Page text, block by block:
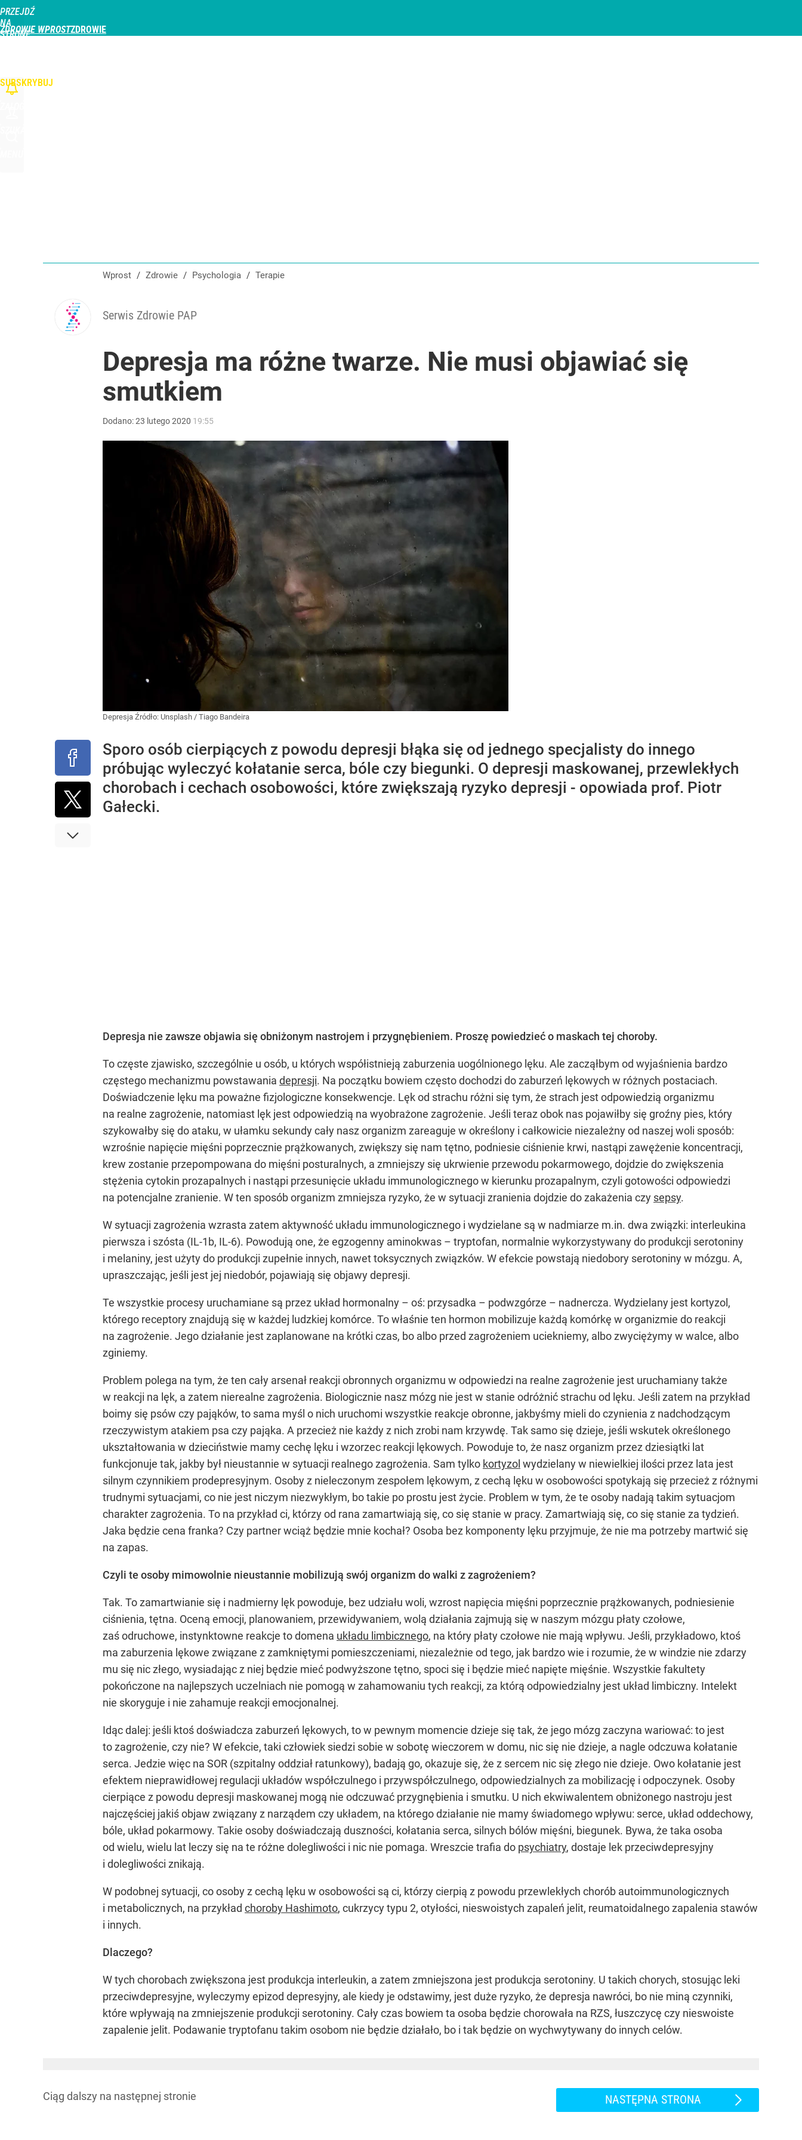
PRZEJDŹ
NA
STRONĘ
ZDROWIE WPROST
SUBSKRYBUJ
Wprost / Zdrowie / Psychologia / Terapie
Serwis Zdrowie PAP
Depresja ma różne twarze. Nie musi objawiać się
smutkiem
Dodano:23 lutego2020 19:55
Depresja Źródło: Unsplash / Tiago Bandeira
Sporo osób cierpiących z powodu depresji błąka się od jednego specjalisty do innego
próbując wyleczyć kołatanie serca, bóle czy biegunki. O depresji maskowanej, przewlekłych
chorobach i cechach osobowości, które zwiększają ryzyko depresji - opowiada prof. Piotr
Gałecki.
Depresja nie zawsze objawia się obniżonym nastrojem i przygnębieniem. Proszę powiedzieć o maskach tej choroby.
To częste zjawisko, szczególnie u osób, u których współistnieją zaburzenia uogólnionego lęku. Ale zacząłbym od wyjaśnienia bardzo
częstego mechanizmu powstawania depresji. Na początku bowiem często dochodzi do zaburzeń lękowych w różnych postaciach.
Doświadczenie lęku ma poważne fizjologiczne konsekwencje. Lęk od strachu różni się tym, że strach jest odpowiedzią organizmu
na realne zagrożenie, natomiast lęk jest odpowiedzią na wyobrażone zagrożenie. Jeśli teraz obok nas pojawiłby się groźny pies, który
szykowałby się do ataku, w ułamku sekundy cały nasz organizm zareaguje w określony i całkowicie niezależny od naszej woli sposób:
wzrośnie napięcie mięśni poprzecznie prążkowanych, zwiększy się nam tętno, podniesie ciśnienie krwi, nastąpi zawężenie koncentracji,
krew zostanie przepompowana do mięśni posturalnych, a zmniejszy się ukrwienie przewodu pokarmowego, dojdzie do zwiększenia
stężenia cytokin prozapalnych i nastąpi przesunięcie układu immunologicznego w kierunku prozapalnym, czyli gotowości odpowiedzi
na potencjalne zranienie. W ten sposób organizm zmniejsza ryzyko, że w sytuacji zranienia dojdzie do zakażenia czy sepsy.
W sytuacji zagrożenia wzrasta zatem aktywność układu immunologicznego i wydzielane są w nadmiarze m.in. dwa związki: interleukina
pierwsza i szósta (IL-1b, IL-6). Powodują one, że egzogenny aminokwas – tryptofan, normalnie wykorzystywany do produkcji serotoniny
i melaniny, jest użyty do produkcji zupełnie innych, nawet toksycznych związków. W efekcie powstają niedobory serotoniny w mózgu. A,
upraszczając, jeśli jest jej niedobór, pojawiają się objawy depresji.
Te wszystkie procesy uruchamiane są przez układ hormonalny – oś: przysadka – podwzgórze – nadnercza. Wydzielany jest kortyzol,
którego receptory znajdują się w każdej ludzkiej komórce. To właśnie ten hormon mobilizuje każdą komórkę w organizmie do reakcji
na zagrożenie. Jego działanie jest zaplanowane na krótki czas, bo albo przed zagrożeniem uciekniemy, albo zwyciężymy w walce, albo
zginiemy.
Problem polega na tym, że ten cały arsenał reakcji obronnych organizmu w odpowiedzi na realne zagrożenie jest uruchamiany także
w reakcji na lęk, a zatem nierealne zagrożenia. Biologicznie nasz mózg nie jest w stanie odróżnić strachu od lęku. Jeśli zatem na przykład
boimy się psów czy pająków, to sama myśl o nich uruchomi wszystkie reakcje obronne, jakbyśmy mieli do czynienia z nadchodzącym
rzeczywistym atakiem psa czy pająka. A przecież nie każdy z nich zrobi nam krzywdę. Tak samo się dzieje, jeśli wskutek określonego
ukształtowania w dzieciństwie mamy cechę lęku i wzorzec reakcji lękowych. Powoduje to, że nasz organizm przez dziesiątki lat
funkcjonuje tak, jakby był nieustannie w sytuacji realnego zagrożenia. Sam tylko kortyzol wydzielany w niewielkiej ilości przez lata jest
silnym czynnikiem prodepresyjnym. Osoby z nieleczonym zespołem lękowym, z cechą lęku w osobowości spotykają się przecież z różnymi
trudnymi sytuacjami, co nie jest niczym niezwykłym, bo takie po prostu jest życie. Problem w tym, że te osoby nadają takim sytuacjom
charakter zagrożenia. To na przykład ci, którzy od rana zamartwiają się, co się stanie w pracy. Zamartwiają się, co się stanie za tydzień.
Jaka będzie cena franka? Czy partner wciąż będzie mnie kochał? Osoba bez komponenty lęku przyjmuje, że nie ma potrzeby martwić się
na zapas.
Czyli te osoby mimowolnie nieustannie mobilizują swój organizm do walki z zagrożeniem?
Tak. To zamartwianie się i nadmierny lęk powoduje, bez udziału woli, wzrost napięcia mięśni poprzecznie prążkowanych, podniesienie
ciśnienia, tętna. Oceną emocji, planowaniem, przewidywaniem, wolą działania zajmują się w naszym mózgu płaty czołowe,
zaś odruchowe, instynktowne reakcje to domena układu limbicznego, na który płaty czołowe nie mają wpływu. Jeśli, przykładowo, ktoś
ma zaburzenia lękowe związane z zamkniętymi pomieszczeniami, niezależnie od tego, jak bardzo wie i rozumie, że w windzie nie zdarzy
mu się nic złego, wysiadając z niej będzie mieć podwyższone tętno, spoci się i będzie mieć napięte mięśnie. Wszystkie fakultety
pokończone na najlepszych uczelniach nie pomogą w zahamowaniu tych reakcji, za którą odpowiedzialny jest układ limbiczny. Intelekt
nie skoryguje i nie zahamuje reakcji emocjonalnej.
Idąc dalej: jeśli ktoś doświadcza zaburzeń lękowych, to w pewnym momencie dzieje się tak, że jego mózg zaczyna wariować: to jest
to zagrożenie, czy nie? W efekcie, taki człowiek siedzi sobie w sobotę wieczorem w domu, nic się nie dzieje, a nagle odczuwa kołatanie
serca. Jedzie więc na SOR (szpitalny oddział ratunkowy), badają go, okazuje się, że z sercem nic się złego nie dzieje. Owo kołatanie jest
efektem nieprawidłowej regulacji układów współczulnego i przywspółczulnego, odpowiedzialnych za mobilizację i odpoczynek. Osoby
cierpiące z powodu depresji maskowanej mogą nie odczuwać przygnębienia i smutku. U nich ekwiwalentem obniżonego nastroju jest
najczęściej jakiś objaw związany z narządem czy układem, na którego działanie nie mamy świadomego wpływu: serce, układ oddechowy,
bóle, układ pokarmowy. Takie osoby doświadczają duszności, kołatania serca, silnych bólów mięśni, biegunek. Bywa, że taka osoba
od wielu, wielu lat leczy się na te różne dolegliwości i nic nie pomaga. Wreszcie trafia do psychiatry, dostaje lek przeciwdepresyjny
i dolegliwości znikają.
W podobnej sytuacji, co osoby z cechą lęku w osobowości są ci, którzy cierpią z powodu przewlekłych chorób autoimmunologicznych
i metabolicznych, na przykład choroby Hashimoto, cukrzycy typu 2, otyłości, nieswoistych zapaleń jelit, reumatoidalnego zapalenia stawów
i innych.
Dlaczego?
W tych chorobach zwiększona jest produkcja interleukin, a zatem zmniejszona jest produkcja serotoniny. U takich chorych, stosując leki
przeciwdepresyjne, wyleczymy epizod depresyjny, ale kiedy je odstawimy, jest duże ryzyko, że depresja nawróci, bo nie miną czynniki,
które wpływają na zmniejszenie produkcji serotoniny. Cały czas bowiem ta osoba będzie chorowała na RZS, łuszczycę czy nieswoiste
zapalenie jelit. Podawanie tryptofanu takim osobom nie będzie działało, bo i tak będzie on wychwytywany do innych celów.
Ciąg dalszy na następnej stronie NASTĘPNA STRONA